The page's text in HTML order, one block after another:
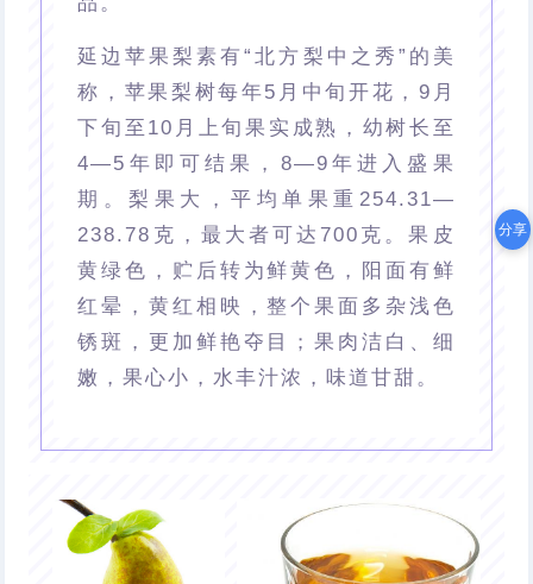
延边苹果梨素有“北方梨中之秀”的美
称，苹果梨树每年5月中旬开花，9月
下旬至10月上旬果实成熟，幼树长至
4—5年即可结果，8—9年进入盛果
期。梨果大，平均单果重254.31—
238.78克，最大者可达700克。果皮
黄绿色，贮后转为鲜黄色，阳面有鲜
红晕，黄红相映，整个果面多杂浅色
锈斑，更加鲜艳夺目；果肉洁白、细
嫩，果心小，水丰汁浓，味道甘甜。
分享